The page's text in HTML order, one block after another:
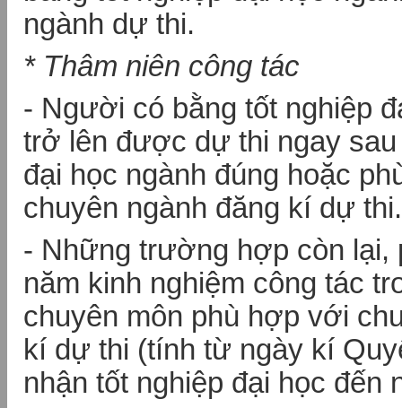
ngành dự thi.
* Thâm niên công tác
- Người có bằng tốt nghiệp
trở lên được dự thi ngay sau
đại học ngành đúng hoặc
chuyên ngành đăng kí dự thi.
- Những trường hợp còn lại,
năm kinh nghiệm công tác
chuyên môn phù hợp với
kí dự thi (tính từ ngày kí
nhận tốt nghiệp đại học đến